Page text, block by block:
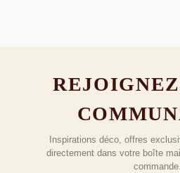
Inspirations déco, offres
directement dans votre boîte
commande.